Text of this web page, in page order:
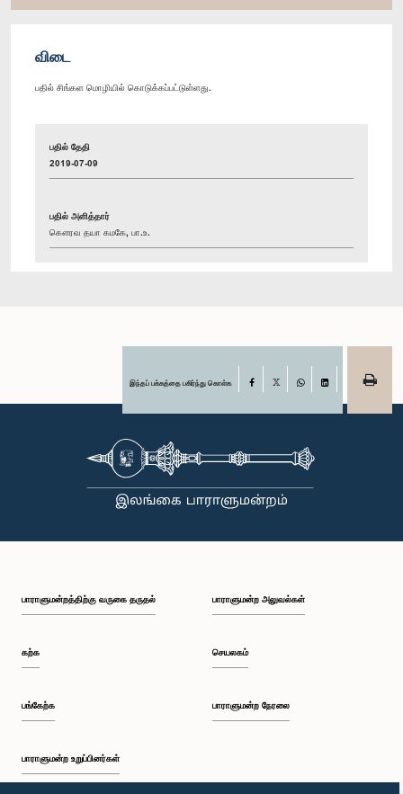
விடை
பதில் சிங்கள மொழியில் கொடுக்கப்பட்டுள்ளது.
பதில் தேதி
2019-07-09
பதில் அளித்தார்
கௌரவ தயா கமகே, பா.உ.
இந்தப் பக்கத்தை பகிர்ந்து கொள்க Facebook
பாராளுமன்றத்திற்கு வருகை தருதல்
கற்க
பங்கேற்க
பாராளுமன்ற உறுப்பினர்கள்
பாராளுமன்ற அலுவல்கள்
செயலகம்
பாராளுமன்ற நேரலை